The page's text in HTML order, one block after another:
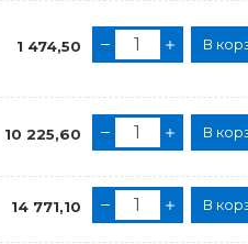
1 474,50 В
10 225,60 В
14 771,10 В